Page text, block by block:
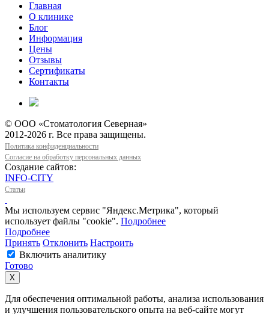
Главная
О клинике
Блог
Информация
Цены
Отзывы
Сертификаты
Контакты
© ООО «Стоматология Северная»
2012-2026 г. Все права защищены.
Политика конфиденциальности
Согласие на обработку персональных данных
Создание сайтов:
INFO-CITY
Статьи
Мы используем сервис "Яндекс.Метрика", который
использует файлы "cookie". Подробнее
Подробнее
Принять Отклонить Настроить
Включить аналитику
Готово
Х
Для обеспечения оптимальной работы, анализа использования
и улучшения пользовательского опыта на веб-сайте могут